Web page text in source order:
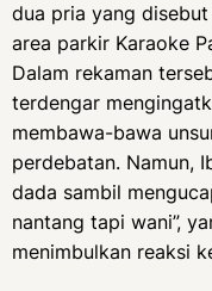
dua pria yang
area parkir Karaoke
Dalam rekaman
terdengar
membawa-bawa
perdebatan. Namun,
dada sambil
nantang tapi wani”,
menimbulkan reaksi